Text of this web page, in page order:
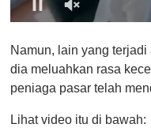
f
1
u
Namun, lain yang
dia meluahkan rasa
peniaga pasar telah
Lihat video itu di bawah: